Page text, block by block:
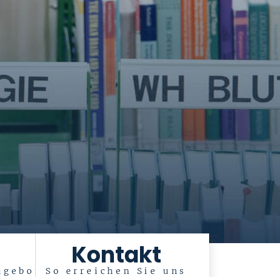
Kontakt
So erreichen Sie uns